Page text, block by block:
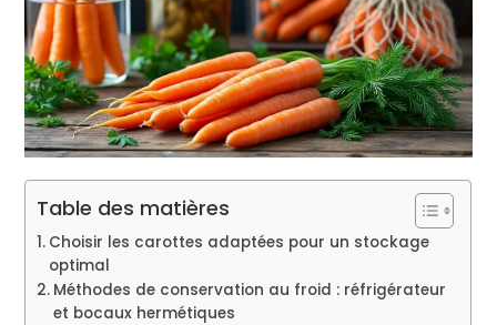
Table des matières
Choisir les carottes adaptées pour un stockage
optimal
Méthodes de conservation au froid : réfrigérateur
et bocaux hermétiques